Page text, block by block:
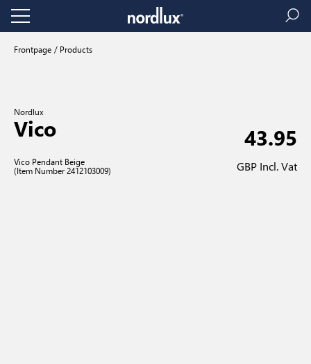
Frontpage Products
Nordlux
Vico
Vico Pendant Beige
(Item Number 2412103009)
43.95
GBP Incl. Vat